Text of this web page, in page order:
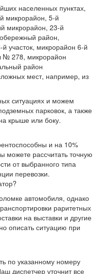
населенных пунктах,
микрорайон, 5-й
микрорайон, 23-й
район,
участок, микрорайон 6-й
№ 278, микрорайон
район
мест, например, из
ситуациях и можем
парковок, а также
крыше или боку.
и на 10%
рассчитать точную
от выбранного типа
перевозки.
автомобиля, однако
раритетных
на выставки и другие
описать ситуацию при
по указанному номеру
диспетчер уточнит все